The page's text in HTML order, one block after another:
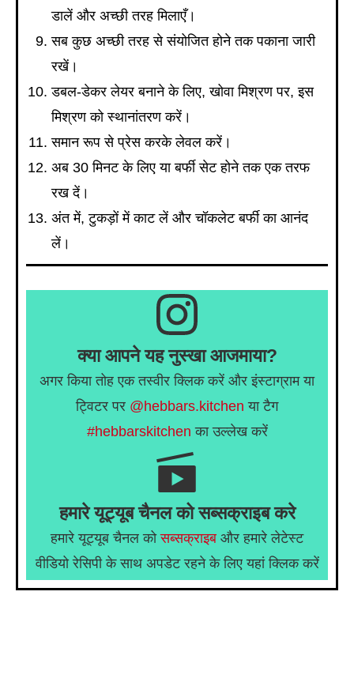
डालें और अच्छी तरह मिलाएँ।
सब कुछ अच्छी तरह से संयोजित होने तक पकाना जारी
रखें।
डबल-डेकर लेयर बनाने के लिए, खोवा मिश्रण पर, इस
मिश्रण को स्थानांतरण करें।
समान रूप से प्रेस करके लेवल करें।
अब 30 मिनट के लिए या बर्फी सेट होने तक एक तरफ
रख दें।
अंत में, टुकड़ों में काट लें और चॉकलेट बर्फी का आनंद
लें।
क्या आपने यह नुस्खा आजमाया?
अगर किया तोह एक तस्वीर क्लिक करें और इंस्टाग्राम या
ट्विटर पर @hebbars.kitchen या टैग
#hebbarskitchen का उल्लेख करें
हमारे यूट्यूब चैनल को सब्सक्राइब करे
हमारे यूट्यूब चैनल कोसब्सक्राइब और हमारे लेटेस्ट
वीडियो रेसिपी के साथ अपडेट रहने के लिए यहां क्लिक करें